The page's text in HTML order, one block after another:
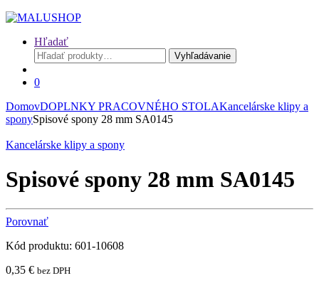
Hľadať
Hľadať:
Vyhľadávanie
0
DomovDOPLNKY PRACOVNÉHO STOLAKancelárske klipy a
sponySpisové spony 28 mm SA0145
Kancelárske klipy a spony
Spisové spony 28 mm SA0145
Porovnať
Kód produktu: 601-10608
0,35 € bez DPH